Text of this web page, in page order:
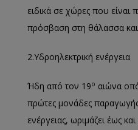
ειδικά σε χώρες που είναι
πρόσβαση στη θάλασσα
2.Υδροηλεκτρική ενέργεια
Ήδη από τον 19ο αιώνα
πρώτες μονάδες
ενέργειας, ωριμάζει έως